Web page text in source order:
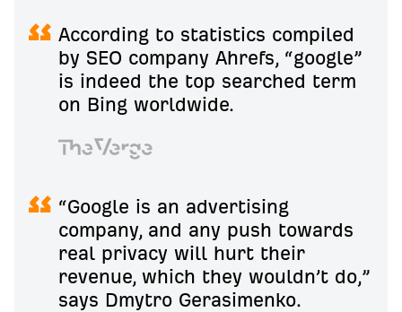
According to statistics compiled
by SEO company Ahrefs, “google”
is indeed the top searched term
on Bing worldwide.
“Google is an advertising
company, and any push towards
real privacy will hurt their
revenue, which they wouldn’t do,”
says Dmytro Gerasimenko.